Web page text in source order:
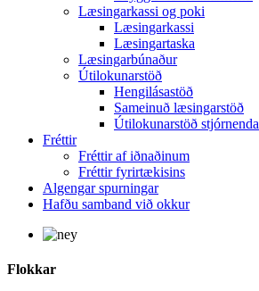
Læsingarkassi og poki
Læsingarkassi
Læsingartaska
Læsingarbúnaður
Útilokunarstöð
Hengilásastöð
Sameinuð læsingarstöð
Útilokunarstöð stjórnenda
Fréttir
Fréttir af iðnaðinum
Fréttir fyrirtækisins
Algengar spurningar
Hafðu samband við okkur
Flokkar